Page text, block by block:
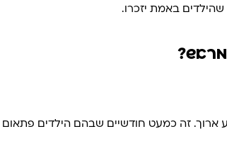
באמת יזכרו.
מראש?
ארוך. זה כמעט חודשיים שבהם הילדים